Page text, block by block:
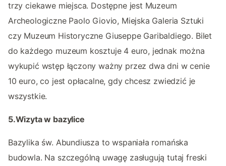
trzy ciekawe miejsca. Dostępne jest Muzeum
Archeologiczne Paolo Giovio, Miejska Galeria Sztuki
czy Muzeum Historyczne Giuseppe Garibaldiego. Bilet
do każdego muzeum kosztuje 4 euro, jednak można
wykupić wstęp łączony ważny przez dwa dni w cenie
10 euro, co jest opłacalne, gdy chcesz zwiedzić je
wszystkie.
5.Wizyta w bazylice
Bazylika św. Abundiusza to wspaniała romańska
budowla. Na szczególną uwagę zasługują tutaj freski